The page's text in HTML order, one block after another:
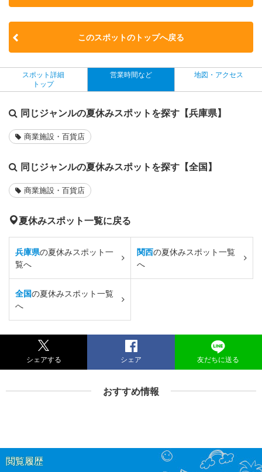
このスポットのトップへ戻る
スポット詳細
トップ
営業時間など 地図・アクセス
同じジャンルの夏休みスポットを探す【兵庫県】
商業施設・百貨店
同じジャンルの夏休みスポットを探す【全国】
商業施設・百貨店
夏休みスポット一覧に戻る
兵庫県の夏休みスポット一
覧へ
関西の夏休みスポット一覧
へ
全国の夏休みスポット一覧
へ
シェアする シェア 友だちに送る
おすすめ情報
閲覧履歴